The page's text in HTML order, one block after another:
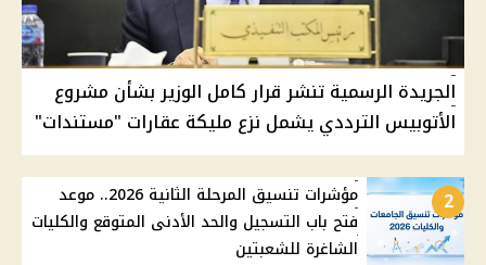
الجريدة الرسمية تنشر قرار كامل الوزير بشأن مشروع
الأتوبيس الترددي يشمل نزع مليكة عقارات "مستندات"
2
مؤشرات تنسيق المرحلة الثانية 2026.. موعد
فتح باب التسجيل والحد الأدنى المتوقع والكليات
الشاغرة للشعبتين